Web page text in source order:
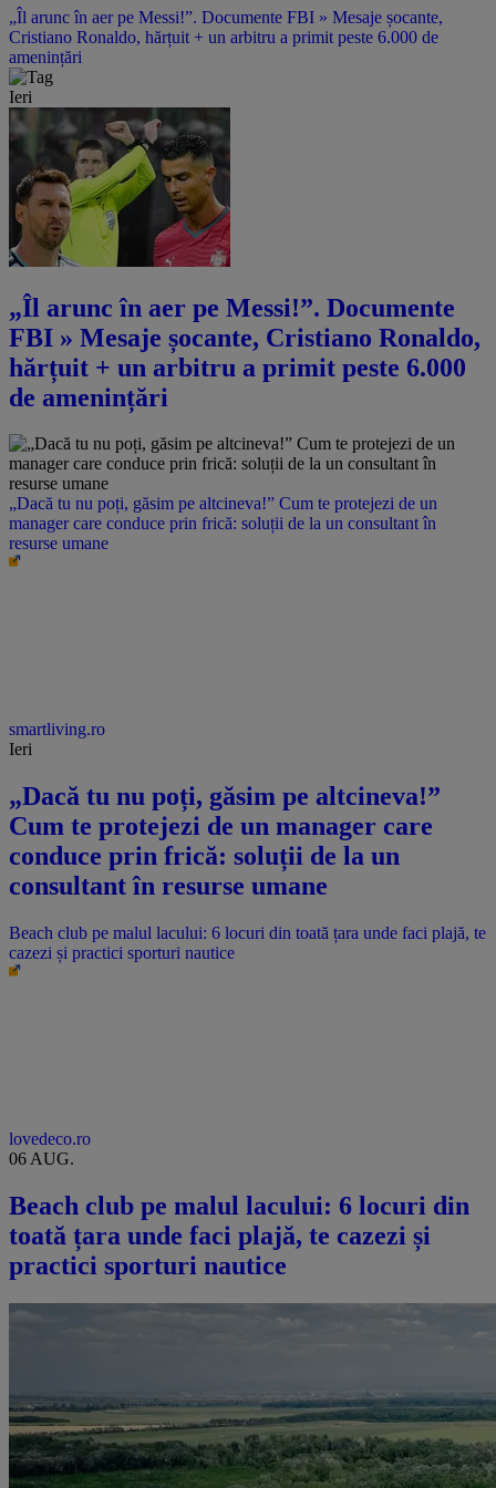
„Îl arunc în aer pe Messi!”. Documente FBI » Mesaje șocante,
Cristiano Ronaldo, hărțuit + un arbitru a primit peste 6.000 de
amenințări
Ieri
„Îl arunc în aer pe Messi!”. Documente
FBI » Mesaje șocante, Cristiano Ronaldo,
hărțuit + un arbitru a primit peste 6.000
de amenințări
„Dacă tu nu poți, găsim pe altcineva!” Cum te protejezi de un
manager care conduce prin frică: soluții de la un consultant în
resurse umane
smartliving.ro
Ieri
„Dacă tu nu poți, găsim pe altcineva!”
Cum te protejezi de un manager care
conduce prin frică: soluții de la un
consultant în resurse umane
Beach club pe malul lacului: 6 locuri din toată țara unde faci plajă, te
cazezi și practici sporturi nautice
lovedeco.ro
06 AUG.
Beach club pe malul lacului: 6 locuri din
toată țara unde faci plajă, te cazezi și
practici sporturi nautice